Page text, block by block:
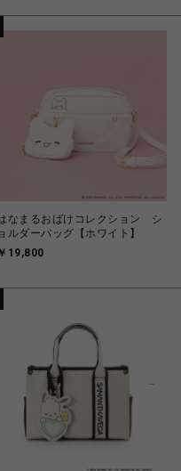
なまるおばけコレクション シ
ョルダーバッグ【ホワイト】
￥19,800